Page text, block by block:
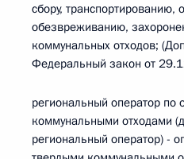
сбору, транспортированию,
обезвреживанию,
коммунальных отходов;
Федеральный закон от
региональный оператор
коммунальными отходами
региональный оператор) -